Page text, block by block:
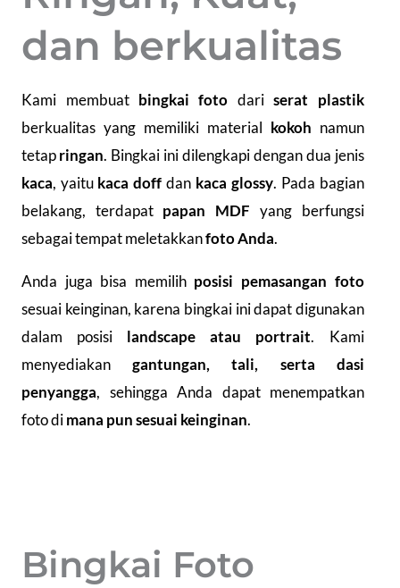
dan berkualitas
Kami membuat bingkai foto dari serat plastik
berkualitas yang memiliki material kokoh namun
tetapringan. Bingkai ini dilengkapi dengan dua jenis
kaca, yaitu kaca doff dan kaca glossy. Pada bagian
belakang, terdapat papan MDF yang berfungsi
sebagai tempat meletakkanfoto Anda.
Anda juga bisa memilih posisi pemasangan foto
sesuai keinginan, karena bingkai ini dapat digunakan
dalam posisi landscape atau portrait. Kami
menyediakan gantungan, tali, serta dasi
penyangga, sehingga Anda dapat menempatkan
foto dimana pun sesuai keinginan.
Bingkai Foto